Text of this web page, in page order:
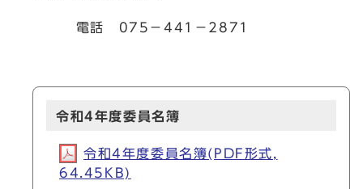
電話 075－441－2871
令和4年度委員名簿
令和4年度委員名簿(PDF形式,
64.45KB)